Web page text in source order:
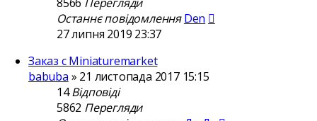
Останнє повідомленняDen
27 липня 2019 23:37
Заказ с Miniaturemarket
babuba » 21 листопада 2017 15:15
14Відповіді
5862 Перегляди